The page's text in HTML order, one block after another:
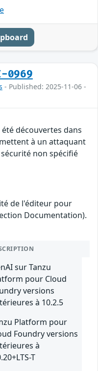
0969
- Published: 2025-11-06 -
découvertes dans
à un attaquant
non spécifié
de l'éditeur pour
Documentation).
sur Tanzu
pour Cloud
versions
à 10.2.5
Platform pour
Foundry versions
à
T